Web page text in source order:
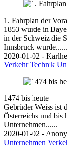
1. Fahrplan der
1853 wurde in
in der Schweiz die
Innsbruck wurde......
2020-01-02 -
VerkehrTechnik
1474 bis heute
Gebrüder Weiss ist
Österreichs und bis
Unternehmen......
2020-01-02 -
Unternehmen